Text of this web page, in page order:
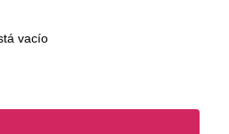
vacío